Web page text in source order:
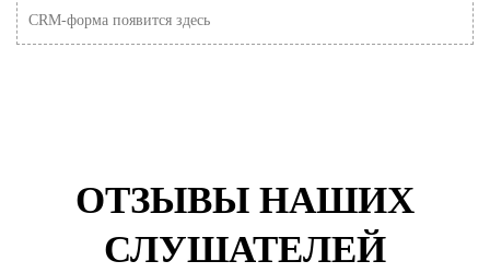
CRM-форма появится здесь
ОТЗЫВЫ НАШИХ
СЛУШАТЕЛЕЙ